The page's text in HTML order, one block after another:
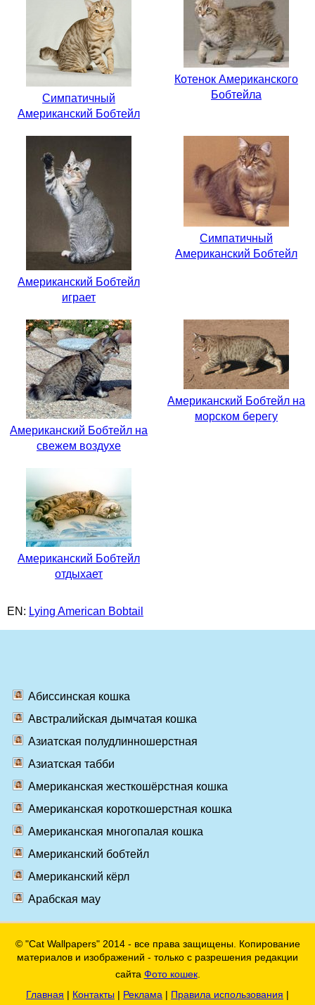
Симпатичный
Американский Бобтейл
Котенок Американского
Бобтейла
Американский Бобтейл
играет
Симпатичный
Американский Бобтейл
Американский Бобтейл на
свежем воздухе
Американский Бобтейл на
морском берегу
Американский Бобтейл
отдыхает
EN: Lying American Bobtail
Абиссинская кошка
Австралийская дымчатая кошка
Азиатская полудлинношерстная
Азиатская табби
Американская жесткошёрстная кошка
Американская короткошерстная кошка
Американская многопалая кошка
Американский бобтейл
Американский кёрл
Арабская мау
© "Cat Wallpapers" 2014 - все права защищены. Копирование
материалов и изображений - только с разрешения редакции
сайта Фото кошек.
Главная | Контакты | Реклама | Правила использования |